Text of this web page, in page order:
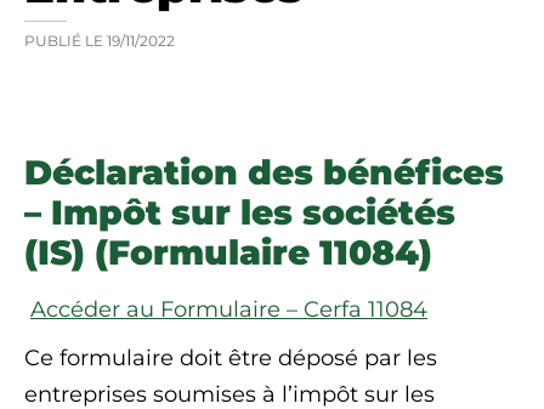
PUBLIÉ LE 19/11/2022
Déclaration des bénéfices
– Impôt sur les sociétés
(IS) (Formulaire 11084)
Accéder au Formulaire – Cerfa 11084
Ce formulaire doit être déposé par les
entreprises soumises à l’impôt sur les